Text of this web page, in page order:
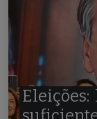
Eleições: